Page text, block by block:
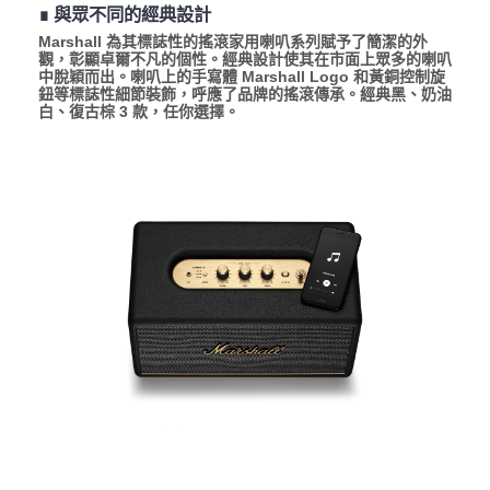
∎ 與眾不同的經典設計
Marshall 為其標誌性的搖滾家用喇叭系列賦予了簡潔的外
觀，彰顯卓爾不凡的個性。經典設計使其在市面上眾多的喇叭
中脫穎而出。喇叭上的手寫體 Marshall Logo 和黃銅控制旋
鈕等標誌性細節裝飾，呼應了品牌的搖滾傳承。經典黑、奶油
白、復古棕 3 款，任你選擇。